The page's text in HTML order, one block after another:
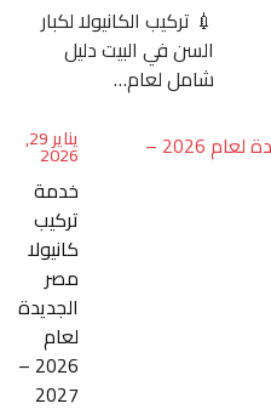
💉 تركيب الكانيولا لكبار
السن في البيت دليل
شامل لعام…
يناير 29,
2026
خدمة
تركيب
كانيولا
مصر
الجديدة
لعام
2026 –
2027